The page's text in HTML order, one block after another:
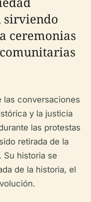
sirviendo
ceremonias
las conversaciones
y la justicia
las protestas
retirada de la
Su historia se
de la historia, el